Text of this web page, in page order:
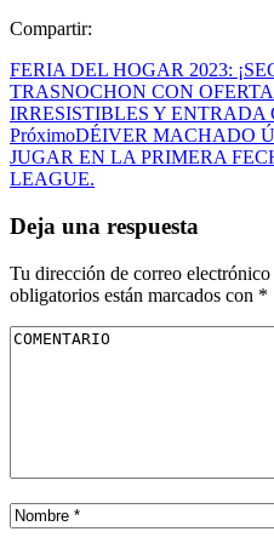
Compartir:
FERIA DEL HOGAR 2023:
TRASNOCHON CON
IRRESISTIBLES Y ENTRADA
PróximoDÉIVER MACHADO
JUGAR EN LA PRIMERA
LEAGUE.
Deja una respuesta
Tu dirección de correo
obligatorios están marcados con *